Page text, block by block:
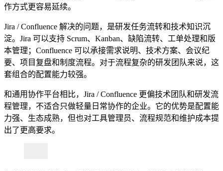
作方式更容易延续。
Jira / Confluence 解决的问题，是研发任务流转和技术知识沉
淀。Jira 可以支持 Scrum、Kanban、缺陷流转、工单处理和版
本管理；Confluence 可以承接需求说明、技术方案、会议纪
要、项目复盘和制度流程。对于流程复杂的研发团队来说，这
套组合的配置能力较强。
和通用协作平台相比，Jira / Confluence 更偏技术团队和研发流
程管理，不适合只做轻量日常协作的企业。它的优势是配置能
力强、生态成熟，但也对工具管理员、流程规范和维护成本提
出了更高要求。